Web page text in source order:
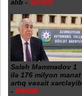
alıb - SİYAHI
Saleh Məmmədov 1
ilə 176 milyon manat
artıq vəsait xərcləyib
- RƏSMİ